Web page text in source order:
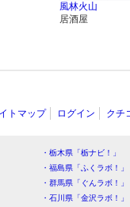
風林火山
居酒屋
トマップ ログイン クチ
・栃木県「栃ナビ！」
・福島県「ふくラボ！」
・群馬県「ぐんラボ！」
・石川県「金沢ラボ！」